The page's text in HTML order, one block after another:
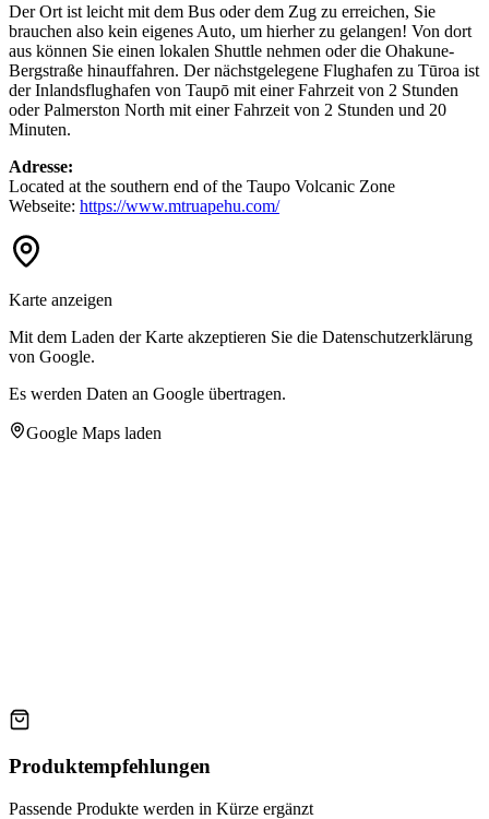
Der Ort ist leicht mit dem Bus oder dem Zug zu erreichen, Sie
brauchen also kein eigenes Auto, um hierher zu gelangen! Von dort
aus können Sie einen lokalen Shuttle nehmen oder die Ohakune-
Bergstraße hinauffahren. Der nächstgelegene Flughafen zu Tūroa ist
der Inlandsflughafen von Taupō mit einer Fahrzeit von 2 Stunden
oder Palmerston North mit einer Fahrzeit von 2 Stunden und 20
Minuten.
Adresse:
Located at the southern end of the Taupo Volcanic Zone
Webseite: https://www.mtruapehu.com/
Karte anzeigen
Mit dem Laden der Karte akzeptieren Sie die Datenschutzerklärung
von Google.
Es werden Daten an Google übertragen.
Google Maps laden
Produktempfehlungen
Passende Produkte werden in Kürze ergänzt